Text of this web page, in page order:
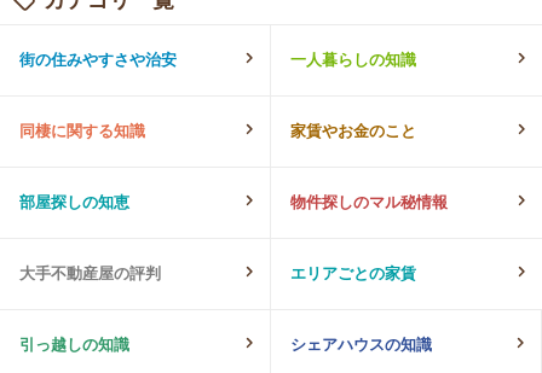
街の住みやすさや治安 一人暮らしの知識
同棲に関する知識 家賃やお金のこと
部屋探しの知恵 物件探しのマル秘情報
大手不動産屋の評判 エリアごとの家賃
引っ越しの知識 シェアハウスの知識